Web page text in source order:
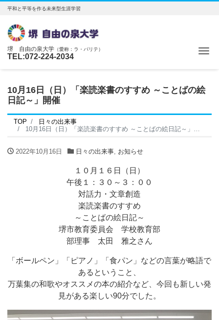
平和と平等を作る未来型生涯学習
堺 自由の泉大学 （愛称：ラ・パリテ）
TEL:072-224-2034
10月16日（日）「楽読楽書のすすめ ～ことばの絵
日記～」開催
TOP
日々の出来事
10月16日（日）「楽読楽書のすすめ ～ことばの絵日記～」開催
2022年10月16日 日々の出来事, お知らせ
１０月１６日（日）
午後１：３０～３：００
対話力・文章創造
楽読楽書のすすめ
～ことばの絵日記～
堺市教育委員会 学校教育部
部理事 太田 雅之さん
「ボールペン」「ピアノ」「食パン」などの言葉が略語で
あるということ、
万葉集の和歌やオススメの本の紹介など、今回も新しい発
見がある楽しい90分でした。